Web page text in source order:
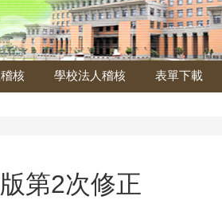
核 學校法人稽核 表單下載
第2次修正